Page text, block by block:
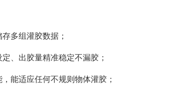
多组灌胶数据；
、出胶量精准稳定不漏胶；
能适应任何不规则物体灌胶；